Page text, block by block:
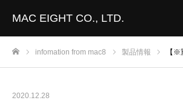
MAC EIGHT CO., LTD.
infomation from mac8 製品情報 【※重要
2020.12.28